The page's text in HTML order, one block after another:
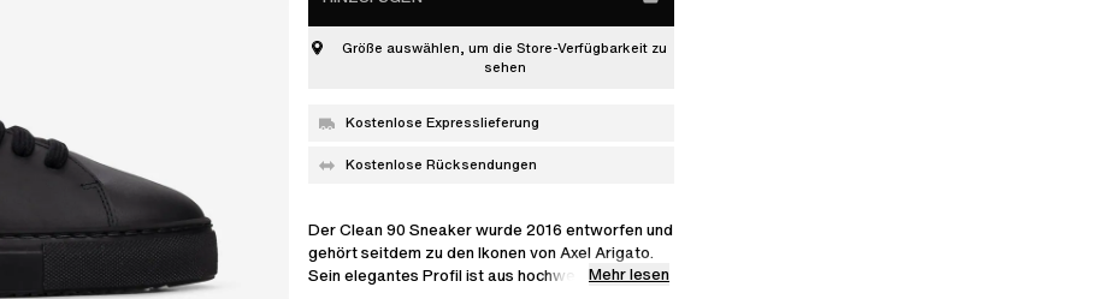
Größe auswählen, um die Store-Verfügbarkeit zu
sehen
Kostenlose Expresslieferung
Kostenlose Rücksendungen
Der Clean 90 Sneaker wurde 2016 entworfen und
gehört seitdem zu den Ikonen von Axel Arigato.
Sein elegantes Profil ist aus hochwertigem Leder
Mehr lesen